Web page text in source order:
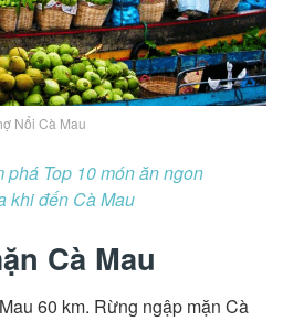
Nổi Cà Mau
phá Top 10 món ăn ngon
khi đến Cà Mau
Cà Mau
60 km. Rừng ngập mặn Cà